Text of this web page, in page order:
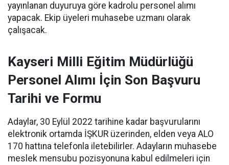
yayınlanan duyuruya göre kadrolu personel alımı
yapacak. Ekip üyeleri muhasebe uzmanı olarak
çalışacak.
Kayseri Milli Eğitim Müdürlüğü
Personel Alımı İçin Son Başvuru
Tarihi ve Formu
Adaylar, 30 Eylül 2022 tarihine kadar başvurularını
elektronik ortamda İŞKUR üzerinden, elden veya ALO
170 hattına telefonla iletebilirler. Adayların muhasebe
meslek mensubu pozisyonuna kabul edilmeleri için